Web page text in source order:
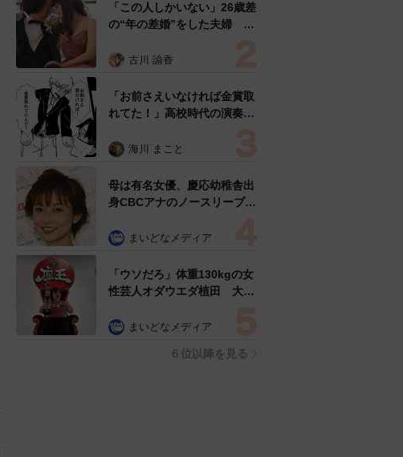
「この人しかいない」26歳差
の“年の差婚”をした夫婦 出
た？ 今の思いを聞いた
古川 諭香
「お前さえいなければ金賞取
れてた！」高校時代の演奏会
生は楽器修理職人に 10年後
ぬ申し出【漫画】
海川 まこと
母は有名女優、慶応幼稚舎出
身CBCアナのノースリーブ姿
る」「天使の笑顔」
まいどなメディア
「ウソだろ」体重130kgの女
性芸人オダウエダ植田 大学
で」 まいどなメディア
６位以降を見る